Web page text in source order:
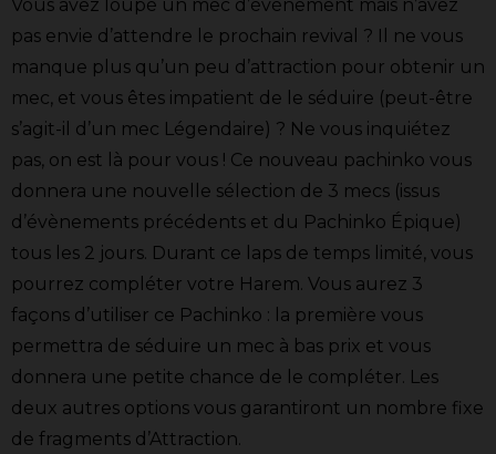
Vous avez loupé un mec d’évènement mais n’avez
pas envie d’attendre le prochain revival ? Il ne vous
manque plus qu’un peu d’attraction pour obtenir un
mec, et vous êtes impatient de le séduire (peut-être
s’agit-il d’un mec Légendaire) ? Ne vous inquiétez
pas, on est là pour vous ! Ce nouveau pachinko vous
donnera une nouvelle sélection de 3 mecs (issus
d’évènements précédents et du Pachinko Épique)
tous les 2 jours. Durant ce laps de temps limité, vous
pourrez compléter votre Harem. Vous aurez 3
façons d’utiliser ce Pachinko : la première vous
permettra de séduire un mec à bas prix et vous
donnera une petite chance de le compléter. Les
deux autres options vous garantiront un nombre fixe
de fragments d’Attraction.